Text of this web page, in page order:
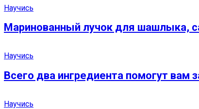
Научись
Маринованный лучок для шашлыка,
Научись
Всего два ингредиента помогут вам
Научись